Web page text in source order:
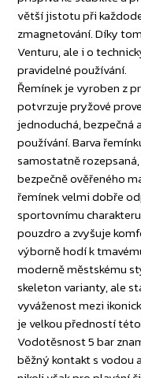
větší jistotu při
zmagnetování. Díky
Venturu, ale i o
pravidelné používání.
Řemínek je vyroben z
potvrzuje pryžové
jednoduchá, bezpečná
používání. Barva
samostatně
bezpečně ověřeného
řemínek velmi dobře
sportovnímu
pouzdro a zvyšuje
výborně hodí k
moderně městskému
skeleton varianty, ale
vyváženost mezi
je velkou předností
Vodotěsnost 5 bar
běžný kontakt s vodou